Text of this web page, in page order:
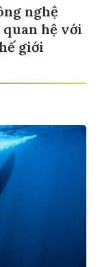
nghệ
hệ với
giới